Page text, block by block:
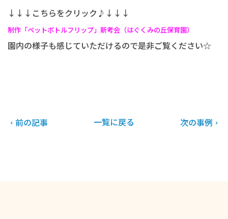
↓↓↓こちらをクリック♪↓↓↓
制作「ペットボトルフリップ」新考会（はぐくみの丘保育園）
園内の様子も感じていただけるので是非ご覧ください☆
前の記事 一覧に戻る 次の事例